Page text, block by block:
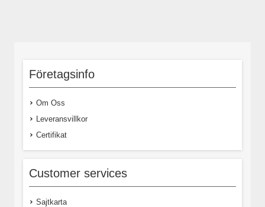
Företagsinfo
Om Oss
Leveransvillkor
Certifikat
Customer services
Sajtkarta